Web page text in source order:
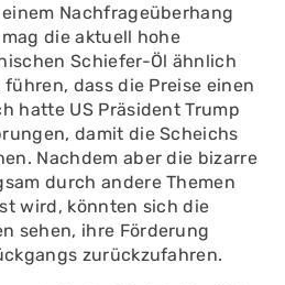
Nachfra­geüberhang
die aktuell hohe
Schiefer-Öl ähnlich
dass die Preise einen
hatte US­ Präsident Trump
damit die Scheichs
Nachdem aber die bizarre
durch andere Themen
wird, könnten sich die
sehen, ihre Förderung
zurückzufahren.